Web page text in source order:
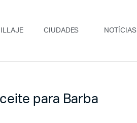
CIUDADES NOTÍCIAS
para Barba